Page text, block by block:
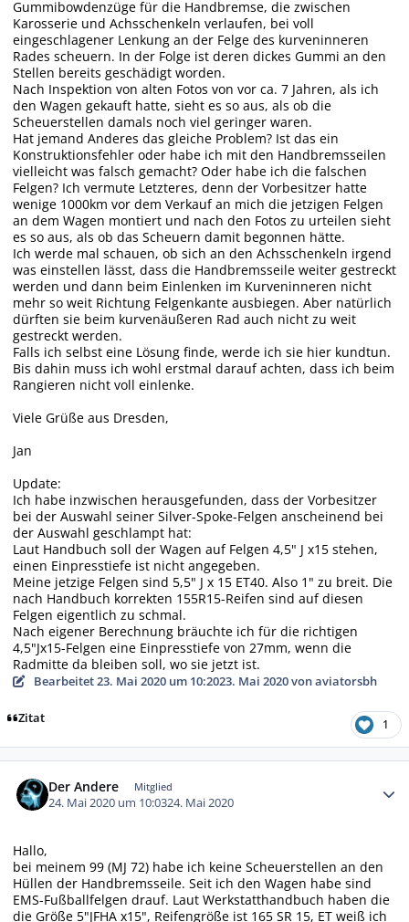
Gummibowdenzüge für die Handbremse, die zwischen
Karosserie und Achsschenkeln verlaufen, bei voll
eingeschlagener Lenkung an der Felge des kurveninneren
Rades scheuern. In der Folge ist deren dickes Gummi an den
Stellen bereits geschädigt worden.
Nach Inspektion von alten Fotos von vor ca. 7 Jahren, als ich
den Wagen gekauft hatte, sieht es so aus, als ob die
Scheuerstellen damals noch viel geringer waren.
Hat jemand Anderes das gleiche Problem? Ist das ein
Konstruktionsfehler oder habe ich mit den Handbremsseilen
vielleicht was falsch gemacht? Oder habe ich die falschen
Felgen? Ich vermute Letzteres, denn der Vorbesitzer hatte
wenige 1000km vor dem Verkauf an mich die jetzigen Felgen
an dem Wagen montiert und nach den Fotos zu urteilen sieht
es so aus, als ob das Scheuern damit begonnen hätte.
Ich werde mal schauen, ob sich an den Achsschenkeln irgend
was einstellen lässt, dass die Handbremsseile weiter gestreckt
werden und dann beim Einlenken im Kurveninneren nicht
mehr so weit Richtung Felgenkante ausbiegen. Aber natürlich
dürften sie beim kurvenäußeren Rad auch nicht zu weit
gestreckt werden.
Falls ich selbst eine Lösung finde, werde ich sie hier kundtun.
Bis dahin muss ich wohl erstmal darauf achten, dass ich beim
Rangieren nicht voll einlenke.
Viele Grüße aus Dresden,
Jan
Update:
Ich habe inzwischen herausgefunden, dass der Vorbesitzer
bei der Auswahl seiner Silver-Spoke-Felgen anscheinend bei
der Auswahl geschlampt hat:
Laut Handbuch soll der Wagen auf Felgen 4,5" J x15 stehen,
einen Einpresstiefe ist nicht angegeben.
Meine jetzige Felgen sind 5,5" J x 15 ET40. Also 1" zu breit. Die
nach Handbuch korrekten 155R15-Reifen sind auf diesen
Felgen eigentlich zu schmal.
Nach eigener Berechnung bräuchte ich für die richtigen
4,5"Jx15-Felgen eine Einpresstiefe von 27mm, wenn die
Radmitte da bleiben soll, wo sie jetzt ist.
Bearbeitet23. Mai 2020 um 10:2023. Mai 2020von aviatorsbh
Zitat 1
Der Andere Mitglied
24. Mai 2020 um 10:0324. Mai 2020
Hallo,
bei meinem 99 (MJ 72) habe ich keine Scheuerstellen an den
Hüllen der Handbremsseile. Seit ich den Wagen habe sind
EMS-Fußballfelgen drauf. Laut Werkstatthandbuch haben die
die Größe 5"JFHA x15", Reifengröße ist 165 SR 15, ET weiß ich